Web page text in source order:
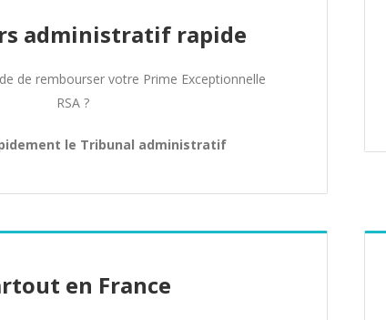
administratif rapide
de rembourser votre Prime Exceptionnelle
RSA ?
le Tribunal administratif
en France